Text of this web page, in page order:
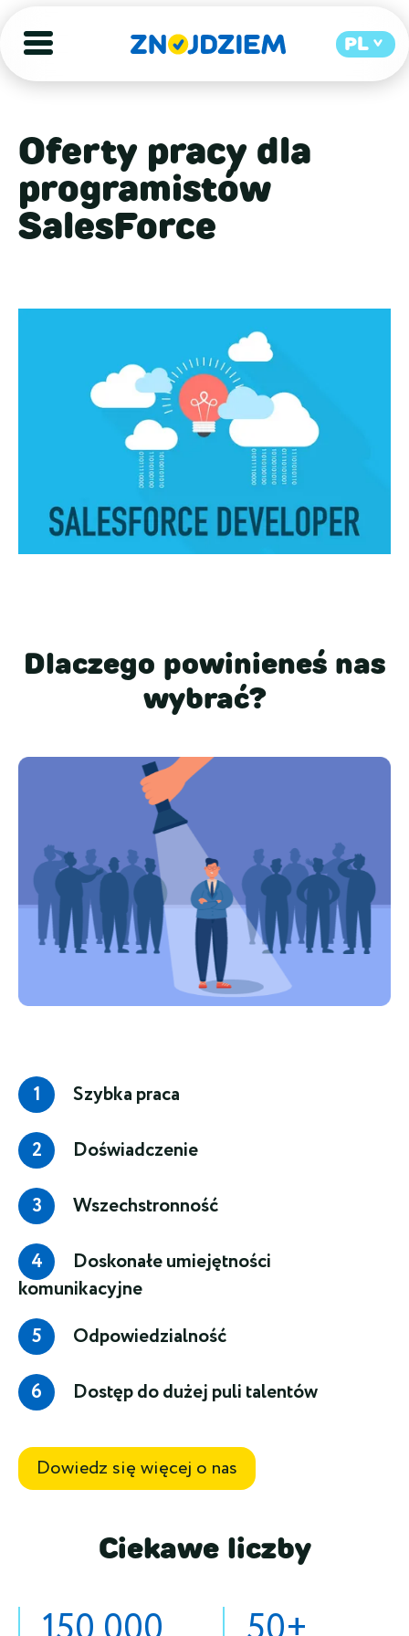
PL
Oferty pracy dla
programistów
SalesForce
Dlaczego powinieneś nas
wybrać?
Szybka praca
Doświadczenie
Wszechstronność
Doskonałe umiejętności
komunikacyjne
Odpowiedzialność
Dostęp do dużej puli talentów
Dowiedz się więcej o nas
Ciekawe liczby